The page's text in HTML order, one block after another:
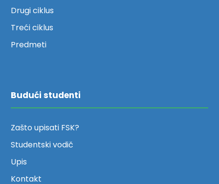
Drugi ciklus
Treći ciklus
Predmeti
Budući studenti
Zašto upisati FSK?
Studentski vodič
Upis
Kontakt